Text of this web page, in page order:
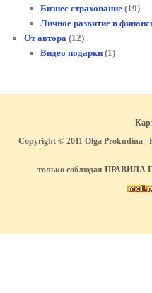
Бизнес страхование(19)
Личное развитие и
От автора (12)
Видео подарки(1)
Copyright © 2011 Olga Prokudina |
только соблюдая ПРАВИЛА